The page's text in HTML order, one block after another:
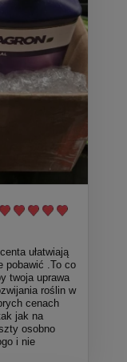
ułatwiają
pobawić .To co
twoja uprawa
roślin w
cenach
jak na
osobno
i nie